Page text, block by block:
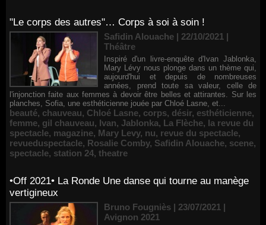
"Le corps des autres"… Corps à soi à soin !
Safidin Alouache | 22/10/2021 |
Théâtre
Inspiré d'un livre-enquête d'Ivan Jablonka,
Mary Lévy nous plonge dans un thème qui,
aujourd'hui et depuis de nombreuses
années, prend toute sa valeur, celle de
l'injonction faite aux femmes à devoir être belles et attirantes. Sur les
planches, Sofia, une esthéticienne jouée par Chloé Lasne, et...
beauté, chauveau, Chloé Lasne, corps, désir, esthéticienne,
femme, gil chauveau, Ivan, Jablonka, La Flèche, la revue du
spectacle, magazine, Mary Levy, nu, revue du spectacle,
revueduspectacle, Rosalie Comby, Safidin Alouache, scene,
spectacle, station 24, theatre
•Off 2021• La Ronde Une danse qui tourne au manège
vertigineux
Bruno Fougniès | 23/07/2021 |
Avignon 2021